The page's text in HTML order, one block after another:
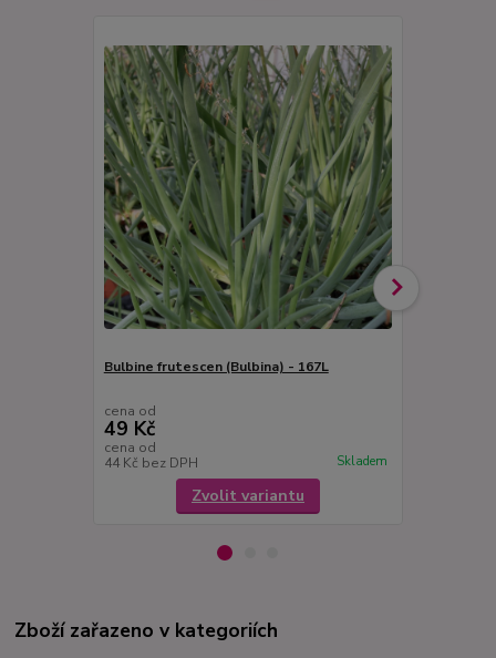
Bulbine frutescen (Bulbina) - 167L
cena od
49 Kč
cena od
44 Kč bez DPH Skladem
Zvolit variantu
Zboží zařazeno v kategoriích